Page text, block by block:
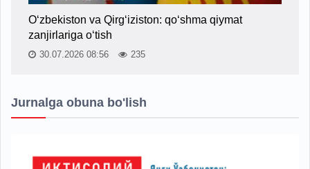
O‘zbekiston va Qirg‘iziston: qo‘shma qiymat
zanjirlariga o‘tish
30.07.2026 08:56 235
Jurnalga obuna bo'lish